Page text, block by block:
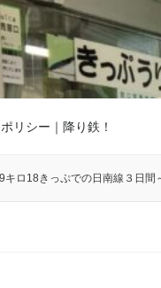
リシー｜降り鉄！
キロ18きっぷでの日南線３日間